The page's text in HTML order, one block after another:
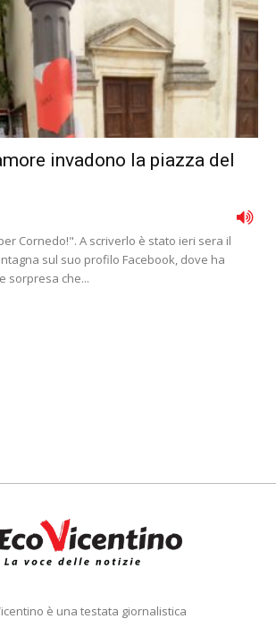
invadono la piazza del
Cornedo!". A scriverlo è stato ieri sera il
sul suo profilo Facebook, dove ha
sorpresa che...
è una testata giornalistica